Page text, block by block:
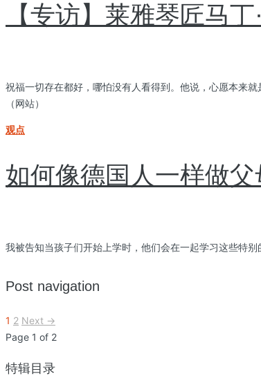
【专访】莱雅琴匠马
祝福一切存在都好，哪怕没有人看得到。他说，心愿本来
（网站）
观点
如何像德国人一样做父
我被告知当孩子们开始上学时，他们会在一起学习这些特
Post navigation
1 2 Next →
Page 1 of 2
特辑目录